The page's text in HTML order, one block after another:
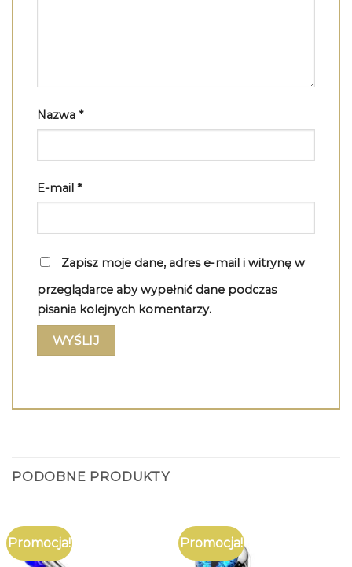
Nazwa *
E-mail *
Zapisz moje dane, adres e-mail i witrynę w
przeglądarce aby wypełnić dane podczas
pisania kolejnych komentarzy.
PODOBNE PRODUKTY
Promocja! Promocja!